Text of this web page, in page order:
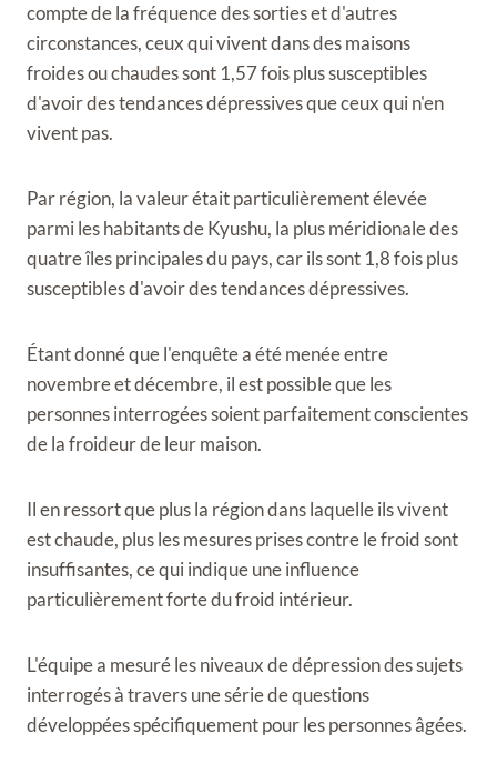
compte de la fréquence des sorties et d'autres
circonstances, ceux qui vivent dans des maisons
froides ou chaudes sont 1,57 fois plus susceptibles
d'avoir des tendances dépressives que ceux qui n'en
vivent pas.
Par région, la valeur était particulièrement élevée
parmi les habitants de Kyushu, la plus méridionale des
quatre îles principales du pays, car ils sont 1,8 fois plus
susceptibles d'avoir des tendances dépressives.
Étant donné que l'enquête a été menée entre
novembre et décembre, il est possible que les
personnes interrogées soient parfaitement conscientes
de la froideur de leur maison.
Il en ressort que plus la région dans laquelle ils vivent
est chaude, plus les mesures prises contre le froid sont
insuffisantes, ce qui indique une influence
particulièrement forte du froid intérieur.
L'équipe a mesuré les niveaux de dépression des sujets
interrogés à travers une série de questions
développées spécifiquement pour les personnes âgées.